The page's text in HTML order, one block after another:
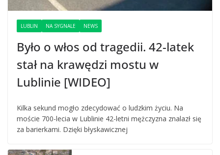
LUBLIN NA SYGNALE NEWS
Było o włos od tragedii. 42-latek
stał na krawędzi mostu w
Lublinie [WIDEO]
Kilka sekund mogło zdecydować o ludzkim życiu. Na
moście 700-lecia w Lublinie 42-letni mężczyzna znalazł się
za barierkami. Dzięki błyskawicznej